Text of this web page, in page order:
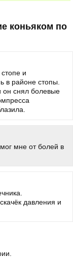
коньяком по
и
в районе стопы.
он снял болевые
мне от болей в
давления и